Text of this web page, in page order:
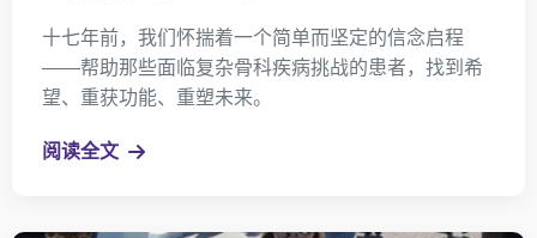
十七年前，我们怀揣着一个简单而坚定的信念启程
——帮助那些面临复杂骨科疾病挑战的患者，找到希
望、重获功能、重塑未来。
阅读全文